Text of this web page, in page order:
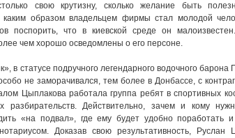
свою крутизну, сколько желание быть
каким образом владельцем фирмы стал молодой
поспорить, что в киевской среде он
чем хорошо осведомлены о его персоне.
в статусе подручного легендарного водочного
не заморачивался, тем более в Донбассе, с
Цыплакова работала группа ребят в спортивных
Действительно, зачем и кому
«на подвал», где ему будет удобно поработать
Доказав свою результативность, Руслан